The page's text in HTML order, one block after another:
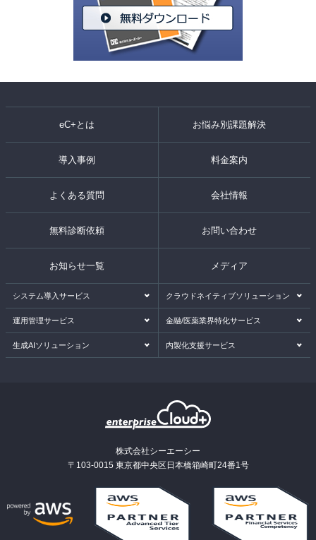
eC+とは お悩み別課題解決
導入事例 料金案内
よくある質問 会社情報
無料診断依頼 お問い合わせ
お知らせ一覧 メディア
システム導入サービス
運用管理サービス
生成AIソリューション
クラウドネイティブソリューション
金融/医薬業界特化サービス
内製化支援サービス
株式会社シーエーシー
〒103-0015 東京都中央区日本橋箱崎町24番1号